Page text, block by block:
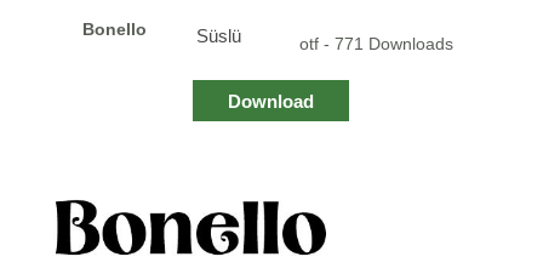
Bonello Süslü otf - 771 Downloads
Download